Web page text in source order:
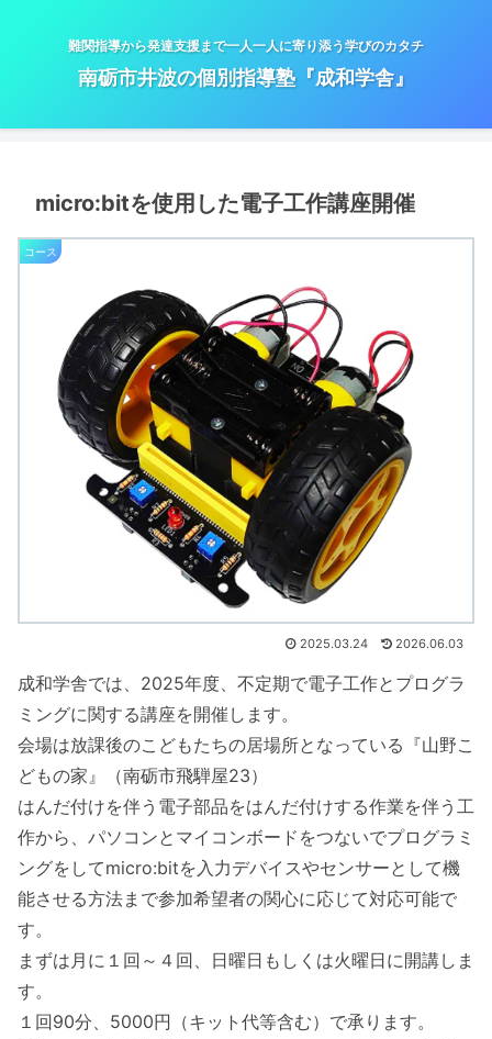
難関指導から発達支援まで一人一人に寄り添う学びのカタチ
南砺市井波の個別指導塾『成和学舎』
micro:bitを使用した電子工作講座開催
コース
2025.03.24 2026.06.03
成和学舎では、2025年度、不定期で電子工作とプログラ
ミングに関する講座を開催します。
会場は放課後のこどもたちの居場所となっている『山野こ
どもの家』（南砺市飛騨屋23）
はんだ付けを伴う電子部品をはんだ付けする作業を伴う工
作から、パソコンとマイコンボードをつないでプログラミ
ングをしてmicro:bitを入力デバイスやセンサーとして機
能させる方法まで参加希望者の関心に応じて対応可能で
す。
まずは月に１回～４回、日曜日もしくは火曜日に開講しま
す。
１回90分、5000円（キット代等含む）で承ります。